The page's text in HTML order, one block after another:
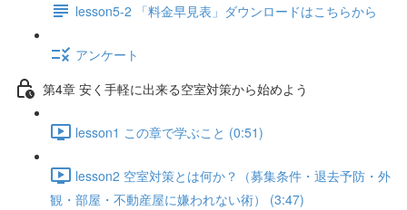
lesson5-2 「料金早見表」ダウンロードはこちらから
アンケート
第4章 安く手軽に出来る空室対策から始めよう
lesson1 この章で学ぶこと (0:51)
lesson2 空室対策とは何か？（募集条件・退去予防・外
観・部屋・不動産屋に嫌われない術） (3:47)